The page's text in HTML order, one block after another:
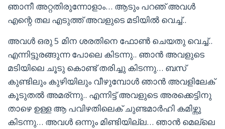
ഞാനീ അറ്റതിരുന്നോളാം… ആടും പറഞ് അവൾ
എന്റെ തല എടുത്ത് അവളുടെ മടിയിൽ വെച്ച്..
അവൾ ഒരു 5 മിന ശരതിനെ ഫോണ്‍ ചെയതു വെച്ച്..
എന്നിട്ടുരങ്ങുന്ന പോലെ കിടന്നു.. ഞാൻ അവളുടെ
മടിയിലെ ചൂടു കൊണ്ട് തരിച്ചു കിടന്നു… ബസ്‌
കുണ്ടിലും കുഴിയിലും വീഴുമ്പോൾ ഞാൻ അവളിലേക്
കൂടുതൽ അമര്ന്നു.. എന്നിട്ട് അവളുടെ അരക്കെട്ടിനു
താഴെ ഉള്ള ആ പവിഴതിലെക് ചുണ്ടമാർഹി കമിഴ്ന്നു
കിടന്നു… അവൾ ഒന്നും മിണ്ടിയില്ല… ഞാൻ മെല്ലെ